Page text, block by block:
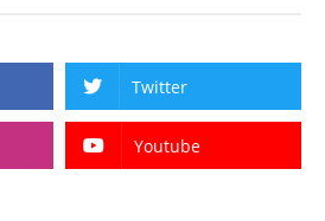
Twitter
Youtube